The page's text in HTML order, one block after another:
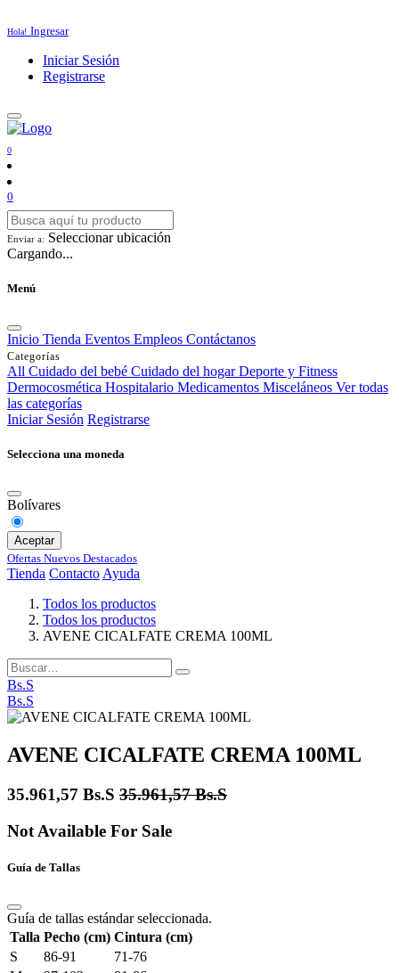
Hola! Ingresar
Iniciar Sesión
Registrarse
0
0
Enviar a: Seleccionar ubicación
Cargando...
Menú
Inicio Tienda Eventos Empleos Contáctanos
Categorías
All Cuidado del bebé Cuidado del hogar Deporte y Fitness
Dermocosmética Hospitalario Medicamentos Misceláneos Ver todas
las categorías
Iniciar Sesión Registrarse
Selecciona una moneda
Bolívares
Aceptar
Ofertas Nuevos Destacados
Tienda Contacto Ayuda
Todos los productos
Todos los productos
AVENE CICALFATE CREMA 100ML
Bs.S
Bs.S
AVENE CICALFATE CREMA 100ML
35.961,57 Bs.S 35.961,57Bs.S
Not Available For Sale
Guía de Tallas
Guía de tallas estándar seleccionada.
Talla Pecho (cm) Cintura (cm)
S
86-91
71-76